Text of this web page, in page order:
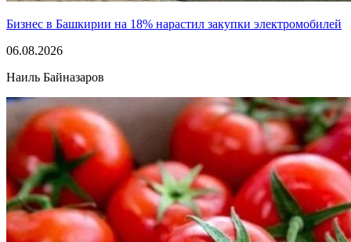
Бизнес в Башкирии на 18% нарастил закупки электромобилей
06.08.2026
Наиль Байназаров